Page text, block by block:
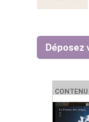
Déposez